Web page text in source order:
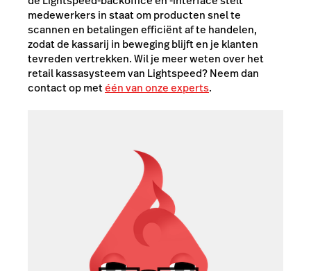
medewerkers in staat om producten snel te
scannen en betalingen efficiënt af te handelen,
zodat de kassarij in beweging blijft en je klanten
tevreden vertrekken. Wil je meer weten over het
retail kassasysteem van Lightspeed? Neem dan
contact op metéén van onze experts.